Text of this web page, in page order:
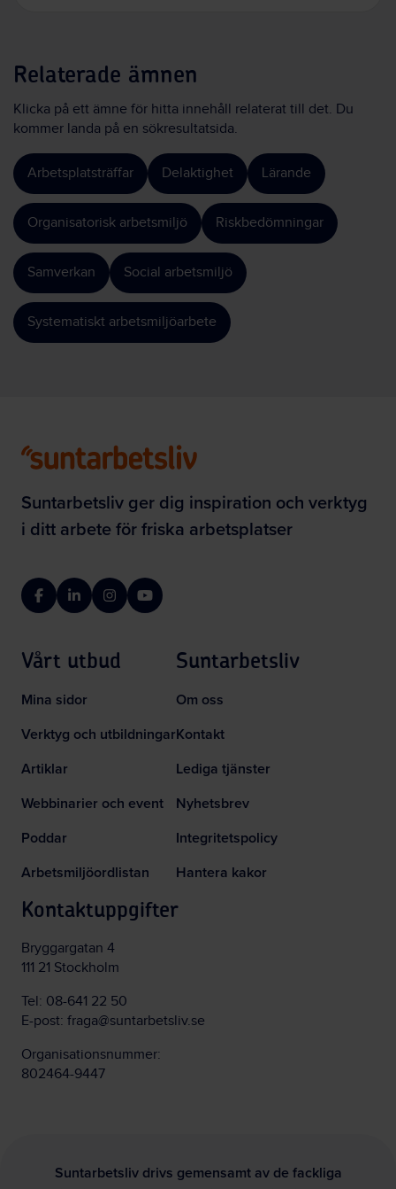
Relaterade ämnen
Klicka på ett ämne för hitta innehåll relaterat till det. Du
kommer landa på en sökresultatsida.
Arbetsplatsträffar Delaktighet Lärande
Organisatorisk arbetsmiljö Riskbedömningar
Samverkan Social arbetsmiljö
Systematiskt arbetsmiljöarbete
Suntarbetsliv ger dig inspiration och verktyg
i ditt arbete för friska arbetsplatser
FacebookLinkedInInstagramYouTube
Vårt utbud
Mina sidor
Verktyg och utbildningar
Artiklar
Webbinarier och event
Poddar
Arbetsmiljöordlistan
Suntarbetsliv
Om oss
Kontakt
Lediga tjänster
Nyhetsbrev
Integritetspolicy
Hantera kakor
Kontaktuppgifter
Bryggargatan 4
111 21 Stockholm
Tel: 08-641 22 50
E-post: fraga@suntarbetsliv.se
Organisationsnummer:
802464-9447
Suntarbetsliv drivs gemensamt av de fackliga